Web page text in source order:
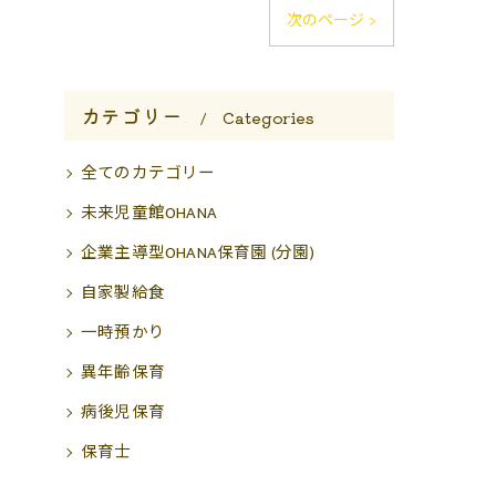
次のページ >
カテゴリー Categories
全てのカテゴリー
未来児童館OHANA
企業主導型OHANA保育園 (分園)
自家製給食
一時預かり
異年齢保育
病後児保育
保育士